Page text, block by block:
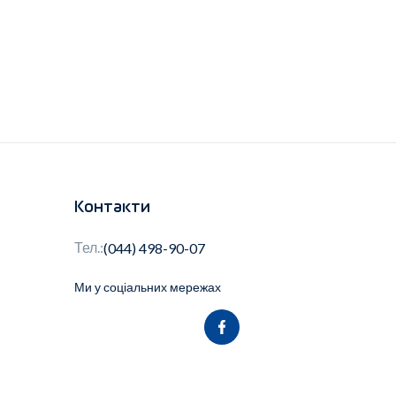
Контакти
Тел.:(044) 498-90-07
Ми у соціальних мережах